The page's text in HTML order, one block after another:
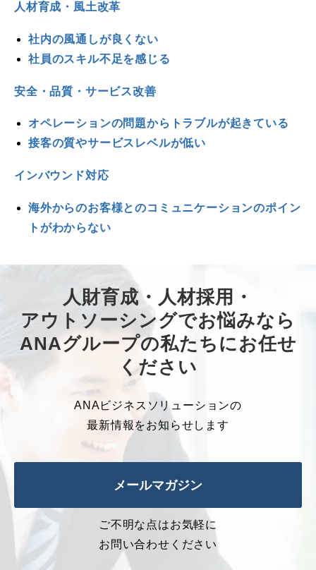
人材育成・風土改革
社内の風通しが良くない
社員のスキル不足を感じる
安全・品質・サービス改善
オペレーションの問題からトラブルが起きている
接客の質やサービスレベルが低い
インバウンド対応
海外からのお客様とのコミュニケーションのポイン
トがわからない
人財育成・人材採用・
アウトソーシングでお悩みなら
ANAグループの私たちにお任せ
ください
ANAビジネスソリューションの
最新情報をお知らせします
メールマガジン
ご不明な点はお気軽に
お問い合わせください